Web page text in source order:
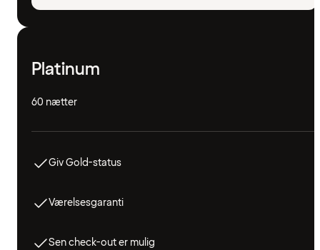
Platinum
60 nætter
Giv Gold-status
Værelsesgaranti
Sen check-out er mulig